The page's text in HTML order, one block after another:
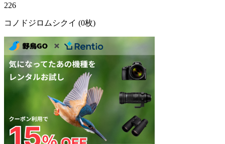
226
コノドジロムシクイ (0枚)